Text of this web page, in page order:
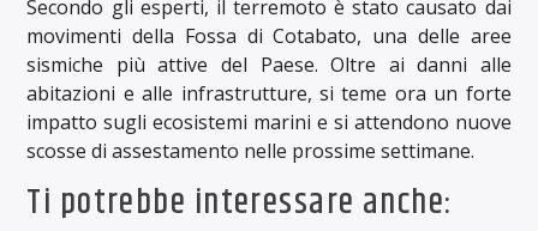
Secondo gli esperti, il terremoto è stato causato dai
movimenti della Fossa di Cotabato, una delle aree
sismiche più attive del Paese. Oltre ai danni alle
abitazioni e alle infrastrutture, si teme ora un forte
impatto sugli ecosistemi marini e si attendono nuove
scosse di assestamento nelle prossime settimane.
Ti potrebbe interessare anche: